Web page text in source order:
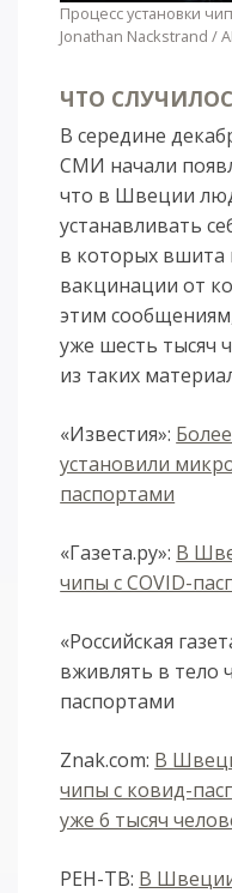
Процесс установки
Jonathan Nackstrand /
ЧТО
В середине
СМИ начали
что в Швеции
устанавливать
в которых вшита
вакцинации от
этим
уже шесть тысяч
из таких
«Известия»:
установили
паспортами
«Газета.ру»: В
чипы с COVID-
«Российская
вживлять в тело
паспортами
Znak.com: В
чипы с ковид-
уже 6 тысяч
РЕН-ТВ: В